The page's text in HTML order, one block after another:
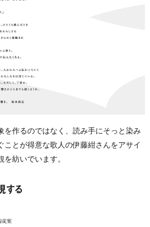
を作るのではなく、読み手にそっと染み
ことが得意な歌人の伊藤紺さんをアサイ
紡いでいます。
する